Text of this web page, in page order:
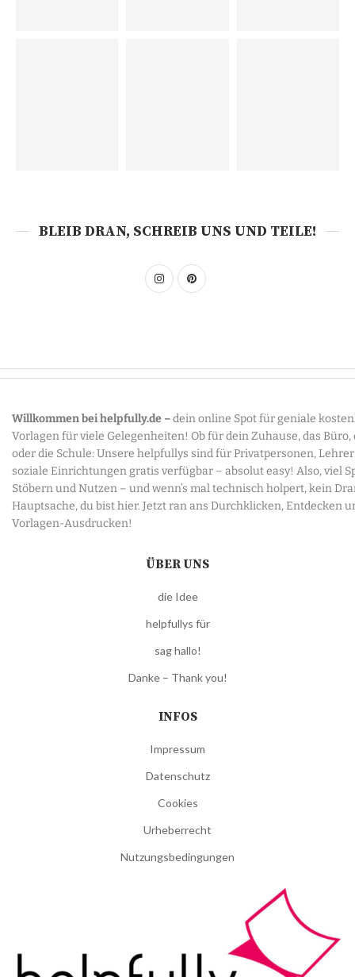
BLEIB DRAN, SCHREIB UNS UND TEILE!
Willkommen bei helpfully.de –dein online Spot für geniale
Vorlagen für viele Gelegenheiten! Ob für dein Zuhause, das Büro,
oder die Schule: Unsere helpfullys sind für Privatpersonen,
soziale Einrichtungen gratis verfügbar – absolut easy! Also, viel
Stöbern und Nutzen – und wenn’s mal technisch holpert, kein
Hauptsache, du bist hier. Jetzt ran ans Durchklicken, Entdecken
Vorlagen-Ausdrucken!
ÜBER UNS
die Idee
helpfullys für
sag hallo!
Danke – Thank you!
INFOS
Impressum
Datenschutz
Cookies
Urheberrecht
Nutzungsbedingungen